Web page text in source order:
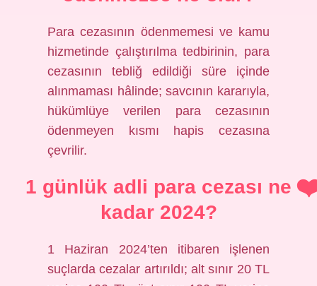
Para cezasının ödenmemesi ve kamu
hizmetinde çalıştırılma tedbirinin, para
cezasının tebliğ edildiği süre içinde
alınmaması hâlinde; savcının kararıyla,
hükümlüye verilen para cezasının
ödenmeyen kısmı hapis cezasına
çevrilir.
1 günlük adli para cezası ne
kadar 2024?
1 Haziran 2024’ten itibaren işlenen
suçlarda cezalar artırıldı; alt sınır 20 TL